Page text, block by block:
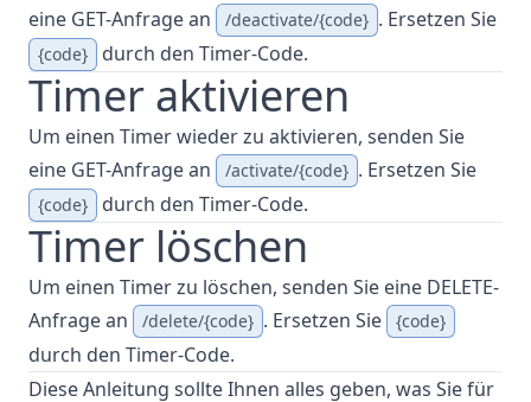
eine GET-Anfrage an
/deactivate/{code} . Ersetzen Sie
{code} durch den Timer-Code.
Timer aktivieren
Um einen Timer wieder zu aktivieren, senden Sie
eine GET-Anfrage an
/activate/{code} . Ersetzen Sie
{code} durch den Timer-Code.
Timer löschen
Um einen Timer zu löschen, senden Sie eine DELETE-
Anfrage an
/delete/{code} . Ersetzen Sie {code}
durch den Timer-Code.
Diese Anleitung sollte Ihnen alles geben, was Sie für